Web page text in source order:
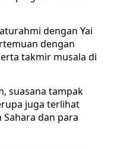
dengan Yai
dengan
takmir musala di
suasana tampak
juga terlihat
dan para